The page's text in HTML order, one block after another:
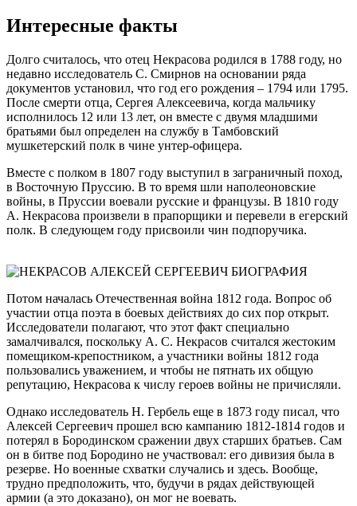
Интересные факты
Долго считалось, что отец Некрасова родился в 1788 году, но
недавно исследователь С. Смирнов на основании ряда
документов установил, что год его рождения – 1794 или 1795.
После смерти отца, Сергея Алексеевича, когда мальчику
исполнилось 12 или 13 лет, он вместе с двумя младшими
братьями был определен на службу в Тамбовский
мушкетерский полк в чине унтер-офицера.
Вместе с полком в 1807 году выступил в заграничный поход,
в Восточную Пруссию. В то время шли наполеоновские
войны, в Пруссии воевали русские и французы. В 1810 году
А. Некрасова произвели в прапорщики и перевели в егерский
полк. В следующем году присвоили чин подпоручика.
Потом началась Отечественная война 1812 года. Вопрос об
участии отца поэта в боевых действиях до сих пор открыт.
Исследователи полагают, что этот факт специально
замалчивался, поскольку А. С. Некрасов считался жестоким
помещиком-крепостником, а участники войны 1812 года
пользовались уважением, и чтобы не пятнать их общую
репутацию, Некрасова к числу героев войны не причисляли.
Однако исследователь Н. Гербель еще в 1873 году писал, что
Алексей Сергеевич прошел всю кампанию 1812-1814 годов и
потерял в Бородинском сражении двух старших братьев. Сам
он в битве под Бородино не участвовал: его дивизия была в
резерве. Но военные схватки случались и здесь. Вообще,
трудно предположить, что, будучи в рядах действующей
армии (а это доказано), он мог не воевать.